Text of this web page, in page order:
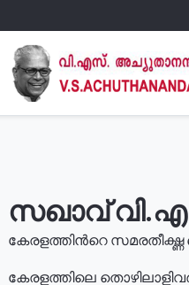
സഖാവ്
കേരളത്തിൻറെ
കേരളത്തിലെ